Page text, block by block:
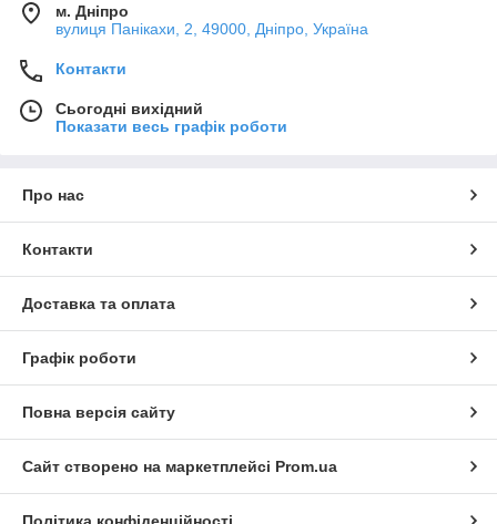
м. Дніпро
вулиця Панікахи, 2, 49000, Дніпро, Україна
Контакти
Сьогодні вихідний
Показати весь графік роботи
Про нас
Контакти
Доставка та оплата
Графік роботи
Повна версія сайту
Сайт створено на маркетплейсі Prom.ua
Політика конфіденційності